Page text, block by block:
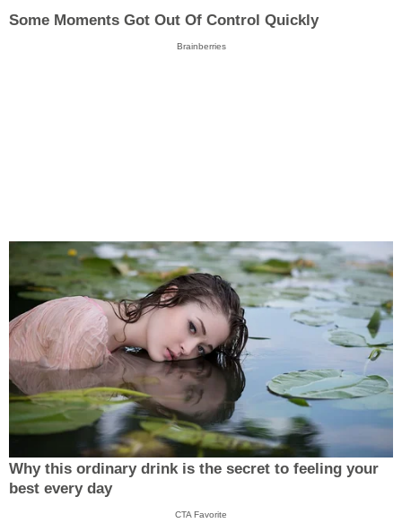
Some Moments Got Out Of Control Quickly
Brainberries
Why this ordinary drink is the secret to feeling your
best every day
CTA Favorite